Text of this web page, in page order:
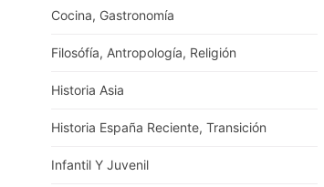
Cocina, Gastronomía
Filosófía, Antropología, Religión
Historia Asia
Historia España Reciente, Transición
Infantil Y Juvenil